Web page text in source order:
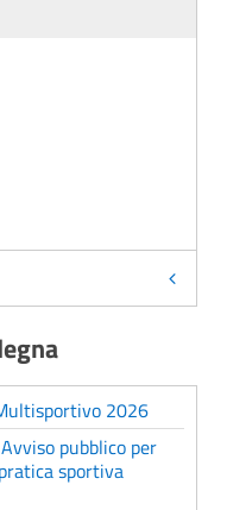
2026
pubblico per
sportiva